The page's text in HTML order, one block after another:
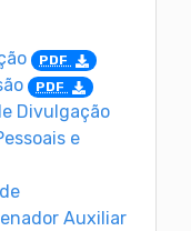
PDF
PDF
Divulgação
e
Auxiliar